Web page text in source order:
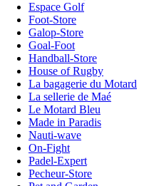
Espace Golf
Foot-Store
Galop-Store
Goal-Foot
Handball-Store
House of Rugby
La bagagerie du Motard
La sellerie de Maé
Le Motard Bleu
Made in Paradis
Nauti-wave
On-Fight
Padel-Expert
Pecheur-Store